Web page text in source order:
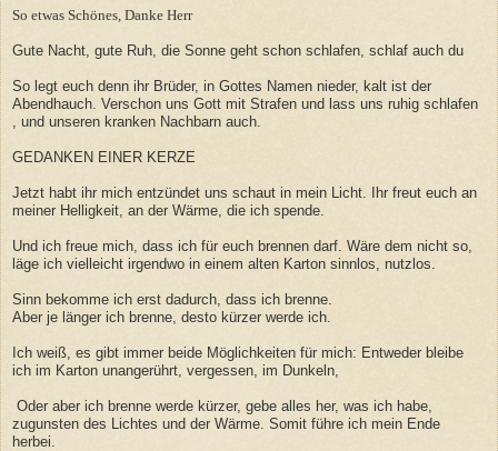
So etwas Schönes, Danke Herr
Gute Nacht, gute Ruh, die Sonne geht schon schlafen, schlaf auch du
So legt euch denn ihr Brüder, in Gottes Namen nieder, kalt ist der
Abendhauch. Verschon uns Gott mit Strafen und lass uns ruhig schlafen
, und unseren kranken Nachbarn auch.
GEDANKEN EINER KERZE
Jetzt habt ihr mich entzündet uns schaut in mein Licht. Ihr freut euch an
meiner Helligkeit, an der Wärme, die ich spende.
Und ich freue mich, dass ich für euch brennen darf. Wäre dem nicht so,
läge ich vielleicht irgendwo in einem alten Karton sinnlos, nutzlos.
Sinn bekomme ich erst dadurch, dass ich brenne.
Aber je länger ich brenne, desto kürzer werde ich.
Ich weiß, es gibt immer beide Möglichkeiten für mich: Entweder bleibe
ich im Karton unangerührt, vergessen, im Dunkeln,
Oder aber ich brenne werde kürzer, gebe alles her, was ich habe,
zugunsten des Lichtes und der Wärme. Somit führe ich mein Ende
herbei.